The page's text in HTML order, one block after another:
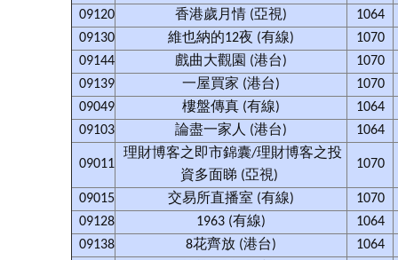
09120
香港歲月情 (亞視)
1064
09130
維也納的12夜 (有線)
1070
09144
戲曲大觀園 (港台)
1070
09139
一屋買家 (港台)
1070
09049
樓盤傳真 (有線)
1064
09103
論盡一家人 (港台) 1064
09011
理財博客之即市錦囊/理財博客之投
資多面睇 (亞視)
1070
09015 交易所直播室 (有線)
1070
09128
1963 (有線)
1064
09138
8花齊放 (港台)
1064